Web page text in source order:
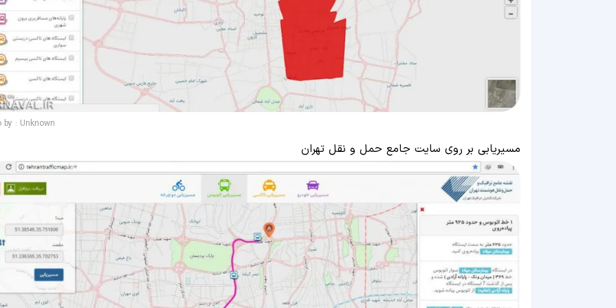
by : Unknown
مسیریابی بر روی سایت جامع حمل و نقل تهران